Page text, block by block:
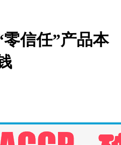
零信任”产品本